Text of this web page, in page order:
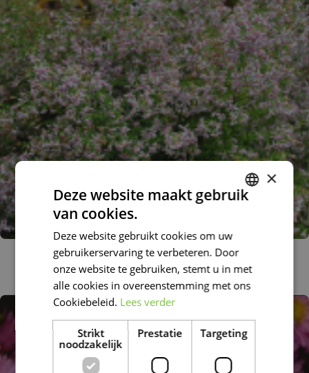
Aster
Aster cordifolius 'Ideal'
×
Deze website maakt gebruik
van cookies.
Deze website gebruikt cookies om uw
gebruikerservaring te verbeteren. Door
onze website te gebruiken, stemt u in met
alle cookies in overeenstemming met ons
Cookiebeleid. Lees verder
Strikt
noodzakelijk
Prestatie Targeting